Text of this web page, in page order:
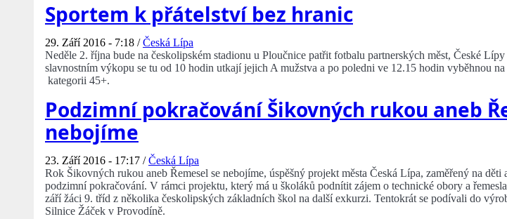
Sportem k přátelství bez hranic
29. Září 2016 - 7:18 /Česká Lípa
Neděle 2. října bude na českolipském stadionu u Ploučnice patřit fotbalu partnerských měst, České
slavnostním výkopu se tu od 10 hodin utkají jejich A mužstva a po poledni ve 12.15 hodin vyběhnou
kategorii 45+.
Podzimní pokračování Šikovných rukou aneb
nebojíme
23. Září 2016 - 17:17 /Česká Lípa
Rok Šikovných rukou aneb Řemesel se nebojíme, úspěšný projekt města Česká Lípa, zaměřený na děti
podzimní pokračování. V rámci projektu, který má u školáků podnítit zájem o technické obory a
září žáci 9. tříd z několika českolipských základních škol na další exkurzi. Tentokrát se podívali do
Silnice Žáček v Provodíně.